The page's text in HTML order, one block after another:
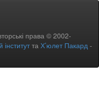
права © 2002-
та Х’юлет Пакард -